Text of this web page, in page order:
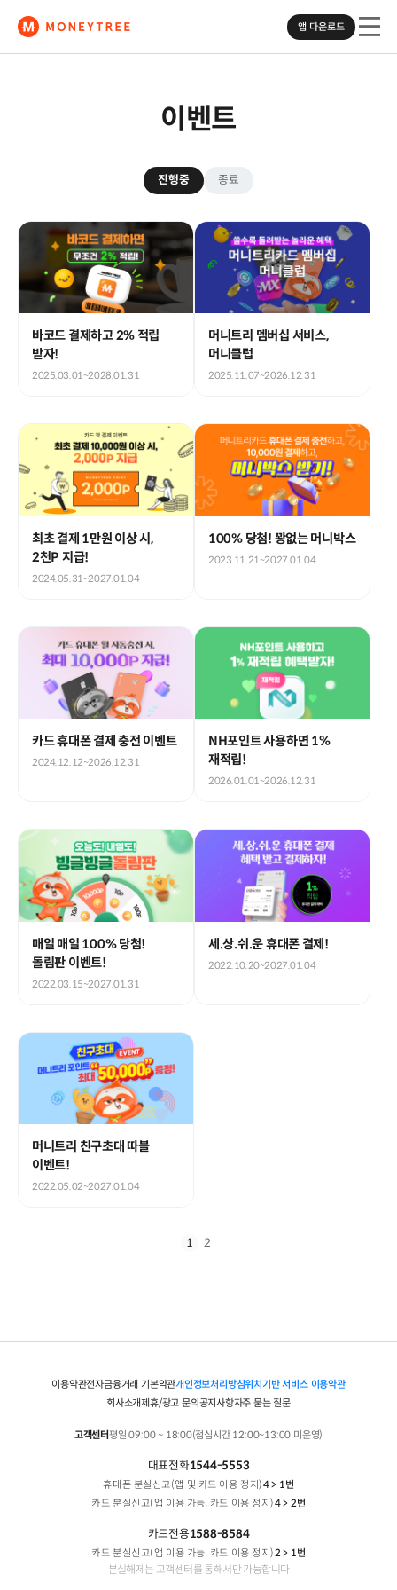
앱 다운로드
App Store Google Play
이벤트
진행중 종료
바코드 결제하고 2% 적립
받자!
2025.03.01~2028.01.31
머니트리 멤버십 서비스,
머니클럽
2025.11.07~2026.12.31
최초 결제 1만원 이상 시,
2천P 지급!
2024.05.31~2027.01.04
100% 당첨! 꽝없는 머니박스
2023.11.21~2027.01.04
카드 휴대폰 결제 충전 이벤트
2024.12.12~2026.12.31
NH포인트 사용하면 1%
재적립!
2026.01.01~2026.12.31
매일 매일 100% 당첨!
돌림판 이벤트!
2022.03.15~2027.01.31
세.상.쉬.운 휴대폰 결제!
2022.10.20~2027.01.04
머니트리 친구초대 따블
이벤트!
2022.05.02~2027.01.04
1 2
이용약관전자금융거래 기본약관개인정보처리방침위치기반 서비스 이용약관
회사소개제휴/광고 문의 공지사항자주 묻는 질문
고객센터 평일 09:00 ~ 18:00(점심시간 12:00~13:00 미운영)
대표전화1544-5553
휴대폰 분실신고(앱 및 카드 이용 정지)4 > 1번
카드 분실신고(앱 이용 가능, 카드 이용 정지)4 > 2번
카드전용1588-8584
카드 분실신고(앱 이용 가능, 카드 이용 정지)2 > 1번
분실해제는 고객센터를 통해서만 가능합니다